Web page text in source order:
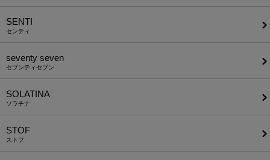
SENTI
センティ
seventy seven
セブンティセブン
SOLATINA
ソラチナ
STOF
ストフ